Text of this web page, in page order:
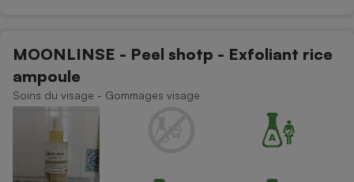
MOONLINSE - Peel shotp - Exfoliant rice
ampoule
Soins du visage - Gommages visage